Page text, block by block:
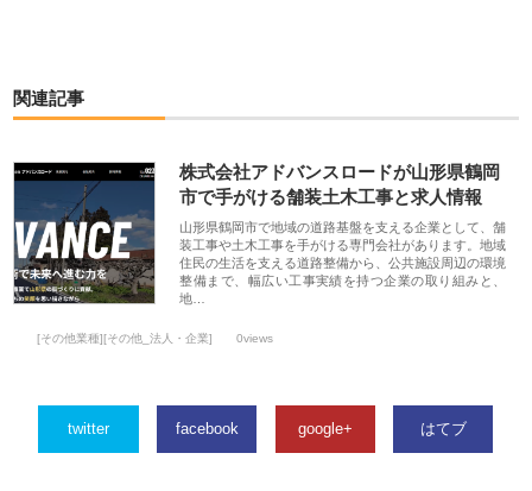
関連記事
株式会社アドバンスロードが山形県鶴岡
市で手がける舗装土木工事と求人情報
山形県鶴岡市で地域の道路基盤を支える企業として、舗
装工事や土木工事を手がける専門会社があります。地域
住民の生活を支える道路整備から、公共施設周辺の環境
整備まで、幅広い工事実績を持つ企業の取り組みと、
地…
[その他業種][その他_法人・企業] 0views
twitter facebook google+ はてブ